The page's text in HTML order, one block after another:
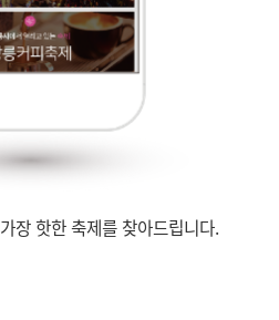
가장 핫한 축제를 찾아드립니다.